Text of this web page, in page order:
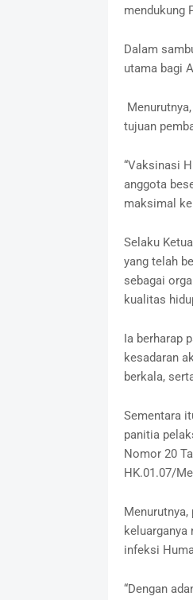
mendukung
Dalam
utama bagi
tujuan
“Vaksinasi
anggota
maksimal
Selaku
yang telah
sebagai
kualitas
Ia berharap
kesadaran
berkala,
Sementara
panitia
Nomor 20
HK.01.07/
infeksi
“Dengan